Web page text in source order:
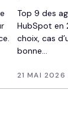
Top 9 des
HubSpot en
choix, cas
bonne...
21 MAI 2026